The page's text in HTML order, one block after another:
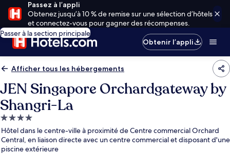
Passez à l’appli
Obtenez jusqu’à 10 % de remise sur une sélection d’hôtels
et connectez-vous pour gagner des récompenses.
Passer à la section principale
Obtenir l’appli
Afficher tous les hébergements
JEN Singapore Orchardgateway by
Shangri-La
Hébergement
4.0 étoiles
Hôtel dans le centre-ville à proximité de Centre commercial Orchard
Central, en liaison directe avec un centre commercial et disposant d'une
piscine extérieure